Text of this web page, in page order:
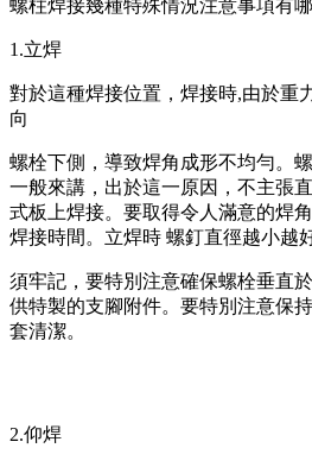
螺柱焊接幾種特殊情況注意事項有
1.立焊
對於這種焊接位置，焊接時,由於重
向
螺栓下側，導致焊角成形不均勻。
一般來講，出於這一原因，不主張
式板上焊接。要取得令人滿意的焊
焊接時間。立焊時 螺釘直徑越小越好
須牢記，要特別注意確保螺栓垂直
供特製的支腳附件。要特別注意保
套清潔。
2.仰焊